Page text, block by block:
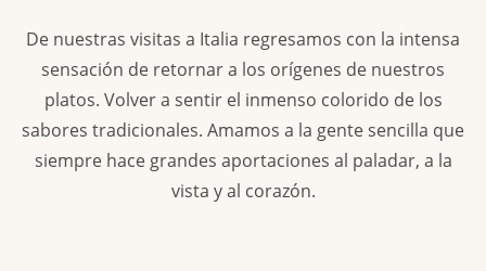
De nuestras visitas a Italia regresamos con la intensa
sensación de retornar a los orígenes de nuestros
platos. Volver a sentir el inmenso colorido de los
sabores tradicionales. Amamos a la gente sencilla que
siempre hace grandes aportaciones al paladar, a la
vista y al corazón.